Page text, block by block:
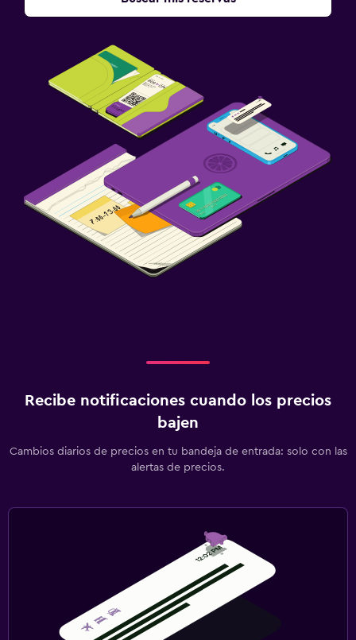
Recibe notificaciones cuando los precios
bajen
Cambios diarios de precios en tu bandeja de entrada: solo con las
alertas de precios.